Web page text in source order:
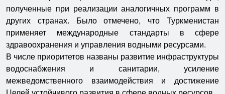
полученные при реализации аналогичных программ в
других странах. Было отмечено, что Туркменистан
применяет международные стандарты в сфере
здравоохранения и управления водными ресурсами.
В числе приоритетов названы развитие инфраструктуры
водоснабжения и санитарии, усиление
межведомственного взаимодействия и достижение